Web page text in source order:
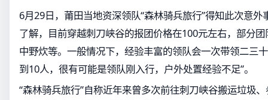
6月29日，莆田当地资深领队“森林骑兵旅行”得知此次意
了解，目前穿越刺刀峡谷的报团价格在100元左右，部分
中野炊等。一般情况下，经验丰富的领队会一次带领二三
到10人，很有可能是领队刚入行，户外处置经验不足”。
“森林骑兵旅行”自称近年来曾多次前往刺刀峡谷搬运垃圾